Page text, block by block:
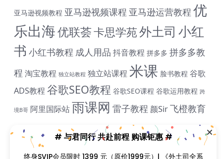
亚马逊视频教程 亚马逊视频课程 亚马逊运营教程 优
乐出海优联荟卡思学苑外土司 小红
书 小红书教程 成人用品 抖音教程 拼多多 拼多多教
程 淘宝教程 独立站教程 独立站课程 米课 脸书教程 谷歌
ADS教程 谷歌SEO教程 谷歌SEO课程 谷歌运用教程 跨
境B哥 阿里国际站雨课网 雷子教程 颜Sir飞橙教育
在线使用： https://dlbunny.com/zh-CN